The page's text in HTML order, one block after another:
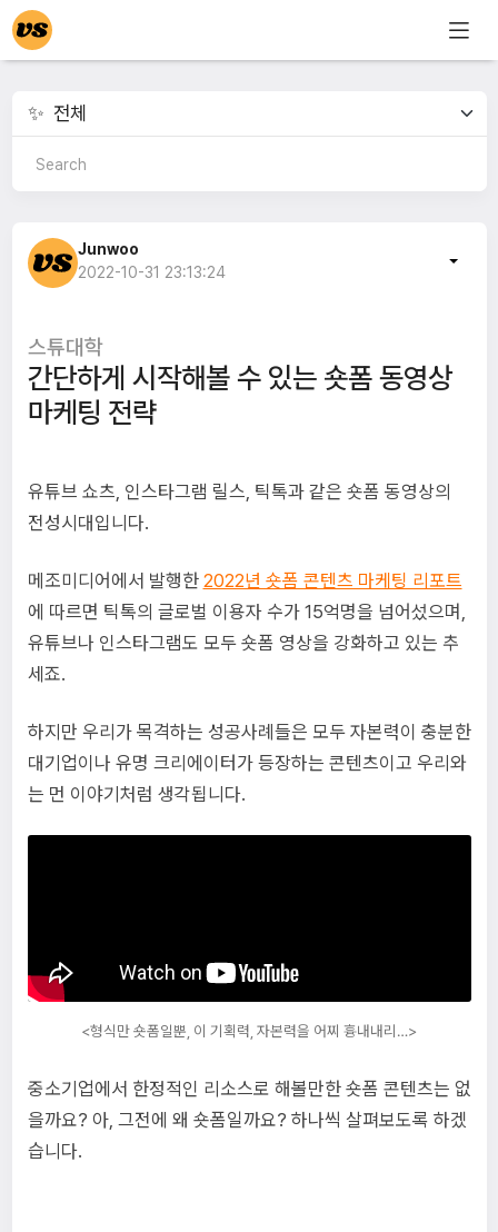
Junwoo
2022-10-31 23:13:24
스튜대학
간단하게 시작해볼 수 있는 숏폼 동영상
마케팅 전략
유튜브 쇼츠, 인스타그램 릴스, 틱톡과 같은 숏폼 동영상의
전성시대입니다.
메조미디어에서 발행한 2022년 숏폼 콘텐츠 마케팅 리포트
에 따르면 틱톡의 글로벌 이용자 수가 15억명을 넘어섰으며,
유튜브나 인스타그램도 모두 숏폼 영상을 강화하고 있는 추
세죠.
하지만 우리가 목격하는 성공사례들은 모두 자본력이 충분한
대기업이나 유명 크리에이터가 등장하는 콘텐츠이고 우리와
는 먼 이야기처럼 생각됩니다.
<형식만 숏폼일뿐, 이 기획력, 자본력을 어찌 흉내내리…>
중소기업에서 한정적인 리소스로 해볼만한 숏폼 콘텐츠는 없
을까요? 아, 그전에 왜 숏폼일까요? 하나씩 살펴보도록 하겠
습니다.